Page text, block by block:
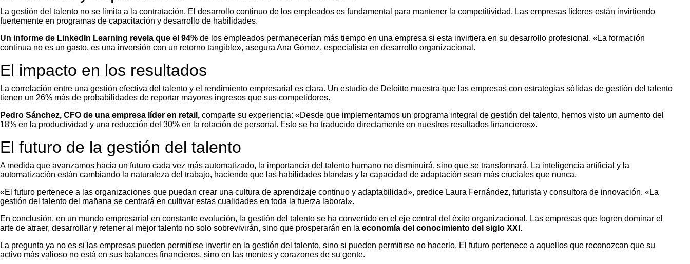
La gestión del talento no se limita a la contratación. El desarrollo continuo de los empleados es fundamental para mantener la competitividad. Las empresas líderes están invirtiendo
fuertemente en programas de capacitación y desarrollo de habilidades.
Un informe de LinkedIn Learning revela que el 94% de los empleados permanecerían más tiempo en una empresa si esta invirtiera en su desarrollo profesional. «La formación
continua no es un gasto, es una inversión con un retorno tangible», asegura Ana Gómez, especialista en desarrollo organizacional.
El impacto en los resultados
La correlación entre una gestión efectiva del talento y el rendimiento empresarial es clara. Un estudio de Deloitte muestra que las empresas con estrategias sólidas de gestión del talento
tienen un 26% más de probabilidades de reportar mayores ingresos que sus competidores.
Pedro Sánchez, CFO de una empresa líder en retail, comparte su experiencia: «Desde que implementamos un programa integral de gestión del talento, hemos visto un aumento del
18% en la productividad y una reducción del 30% en la rotación de personal. Esto se ha traducido directamente en nuestros resultados financieros».
El futuro de la gestión del talento
A medida que avanzamos hacia un futuro cada vez más automatizado, la importancia del talento humano no disminuirá, sino que se transformará. La inteligencia artificial y la
automatización están cambiando la naturaleza del trabajo, haciendo que las habilidades blandas y la capacidad de adaptación sean más cruciales que nunca.
«El futuro pertenece a las organizaciones que puedan crear una cultura de aprendizaje continuo y adaptabilidad», predice Laura Fernández, futurista y consultora de innovación. «La
gestión del talento del mañana se centrará en cultivar estas cualidades en toda la fuerza laboral».
En conclusión, en un mundo empresarial en constante evolución, la gestión del talento se ha convertido en el eje central del éxito organizacional. Las empresas que logren dominar el
arte de atraer, desarrollar y retener al mejor talento no solo sobrevivirán, sino que prosperarán en la economía del conocimiento del siglo XXI.
La pregunta ya no es si las empresas pueden permitirse invertir en la gestión del talento, sino si pueden permitirse no hacerlo. El futuro pertenece a aquellos que reconozcan que su
activo más valioso no está en sus balances financieros, sino en las mentes y corazones de su gente.